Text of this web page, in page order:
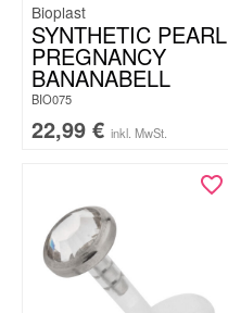
Bioplast
SYNTHETIC PEARL
PREGNANCY
BANANABELL
BIO075
22,99 € inkl. MwSt.